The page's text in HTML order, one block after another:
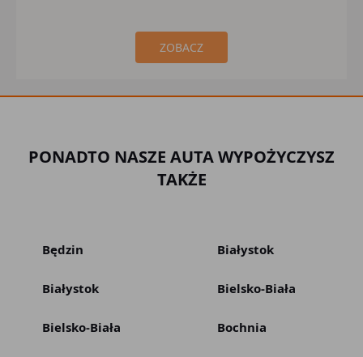
ZOBACZ
PONADTO NASZE AUTA WYPOŻYCZYSZ
TAKŻE
Będzin Białystok
Białystok Bielsko-Biała
Bielsko-Biała Bochnia